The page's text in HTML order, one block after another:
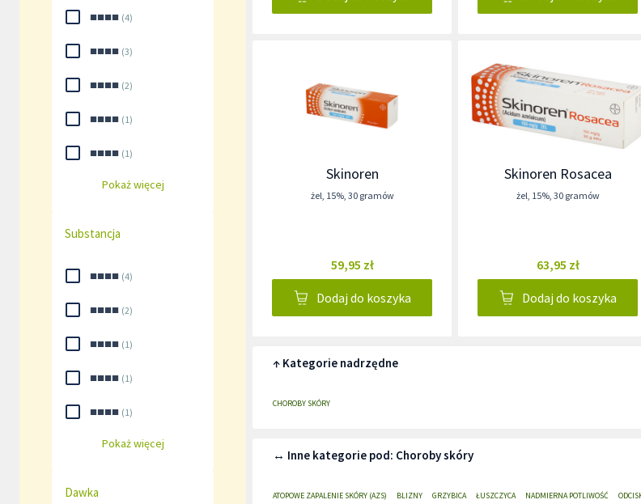
■■■■ (4)
■■■■ (3)
■■■■ (2)
■■■■ (1)
■■■■ (1)
Pokaż więcej
Substancja
■■■■ (4)
■■■■ (2)
■■■■ (1)
■■■■ (1)
■■■■ (1)
Pokaż więcej
Dawka
Skinoren
żel, 15%, 30 gramów
59,95 zł
Dodaj do koszyka
Skinoren Rosacea
żel, 15%, 30 gramów
63,95 zł
Dodaj do koszyka
↑ Kategorie nadrzędne
CHOROBY SKÓRY
↔ Inne kategorie pod: Choroby skóry
ATOPOWE ZAPALENIE SKÓRY (AZS) BLIZNY GRZYBICA ŁUSZCZYCA NADMIERNA POTLIWOŚĆ